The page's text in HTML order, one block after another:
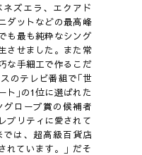
ネズエラ、エクアド
ダットなどの最高峰
も最も純粋なシング
させました。また常
な手細工で作るこだ
のテレビ番組で｢世
ト｣の1位に選ばれた
グローブ賞の候補者
ブリティに愛されて
は、超高級百貨店
れています。」だそ